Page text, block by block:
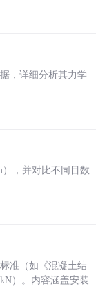
，详细分析其力学
，并对比不同目数
准（如《混凝土结
）。内容涵盖安装